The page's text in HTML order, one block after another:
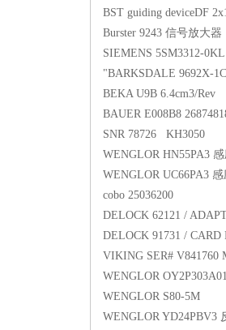
BST guiding deviceDF
Burster 9243 信号放大器
SIEMENS 5SM3312-
"BARKSDALE 9692X-
BEKA U9B 6.4cm3/Rev
BAUER E008B8
SNR 78726 KH3050
WENGLOR HN55PA3
WENGLOR UC66PA3
cobo 25036200
DELOCK 62121 /
DELOCK 91731 /
VIKING SER# V841760
WENGLOR
WENGLOR S80-5M
WENGLOR YD24PBV3